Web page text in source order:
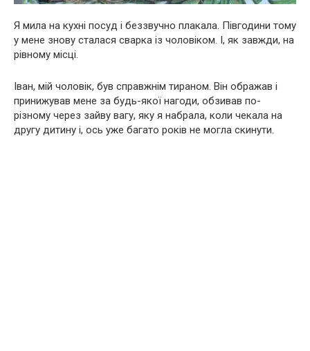
Я мила на кухні посуд і беззвучно плакала. Півгодини тому
у мене знову сталася сварка із чоловіком. І, як завжди, на
рівному місці.
Іван, мій чоловік, був справжнім тираном. Він ображав і
принижував мене за будь-якої нагоди, обзивав по-
різному через зайву вагу, яку я набрала, коли чекала на
другу дитину і, ось уже багато років не могла скинути.